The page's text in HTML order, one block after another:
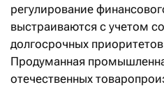
регулирование
выстраиваются с учетом
долгосрочных
Продуманная
отечественных